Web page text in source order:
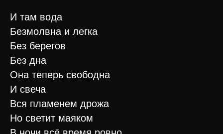
И там вода
Безмолвна и легка
Без берегов
Без дна
Она теперь свободна
И свеча
Вся пламенем дрожа
Но светит маяком